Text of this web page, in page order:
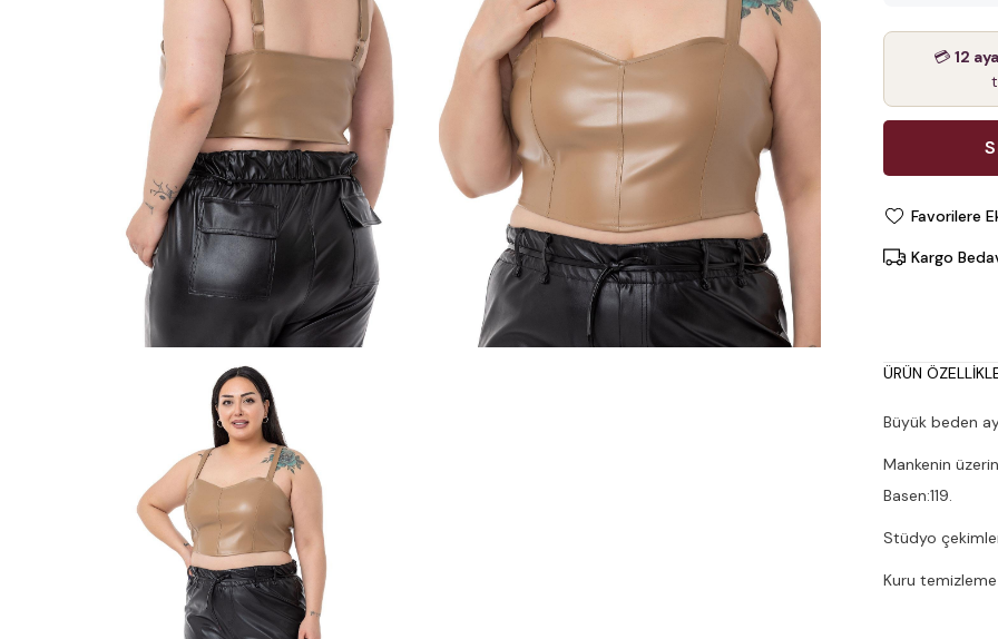
💳12
Favorilere
Kargo
ÜRÜN
Büyük beden
Mankenin
Basen:119.
Stüdyo
Kuru temizleme